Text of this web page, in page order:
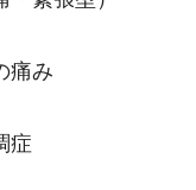
痛み
症